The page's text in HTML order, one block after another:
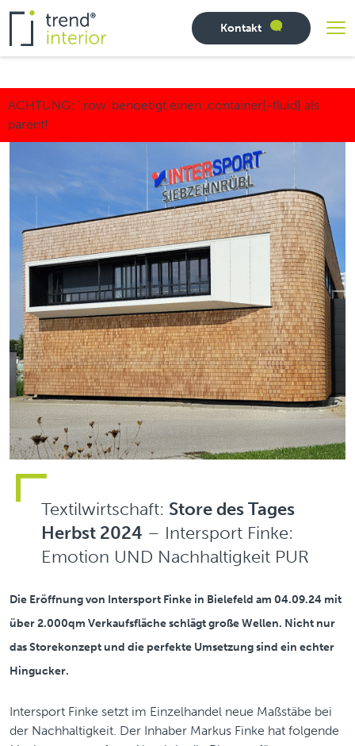
Kontakt
Textilwirtschaft: Store des Tages
Herbst 2024 – Intersport Finke:
Emotion UND Nachhaltigkeit PUR
Die Eröffnung von Intersport Finke in Bielefeld am 04.09.24 mit
über 2.000qm Verkaufsfläche schlägt große Wellen. Nicht nur
das Storekonzept und die perfekte Umsetzung sind ein echter
Hingucker.
Intersport Finke setzt im Einzelhandel neue Maßstäbe bei
der Nachhaltigkeit. Der Inhaber Markus Finke hat folgende